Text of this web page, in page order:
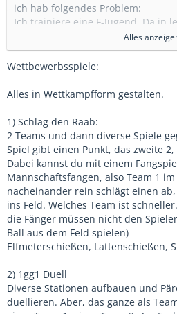
ich hab folgendes Problem:
Ich trainiere eine F-Jugend. Da in
relativ schlecht ist und die Runde
danke Corona, sind meine Kids
ohne Elan fürs Training.
Ich hab zwar ein paar
Habt ihr Erfahrung mit dieser
gelöst bekommen? Kennt ihr ein
Motivationsspielchen die man zu
einbauen kann?
Über ein paar Ideen wäre ich
Alles
Wettbewerbsspiele:
Alles in Wettkampfform gestalten.
1) Schlag den Raab:
2 Teams und dann diverse Spiele
Spiel gibt einen Punkt, das zweite 2,
Dabei kannst du mit einem
Mannschaftsfangen, also Team 1
nacheinander rein schlägt einen
ins Feld. Welches Team ist
die Fänger müssen nicht den
Ball aus dem Feld spielen)
Elfmeterschießen, Lattenschießen,
2) 1gg1 Duell
Diverse Stationen aufbauen und
duellieren. Aber, das ganze als